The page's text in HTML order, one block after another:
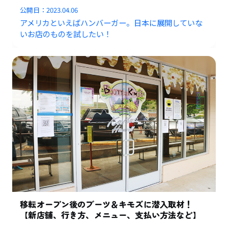
公開日：2023.04.06
アメリカといえばハンバーガー。日本に展開していな
いお店のものを試したい！
移転オープン後のブーツ＆キモズに潜入取材！
【新店舗、行き方、メニュー、支払い方法など】